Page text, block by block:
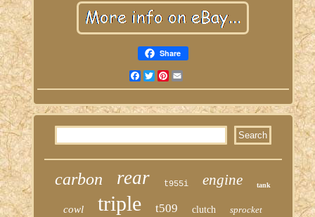
Share
Facebook
TwitterPinterest
carbon rear t955i engine tank
cowl triple t509 clutch sprocket